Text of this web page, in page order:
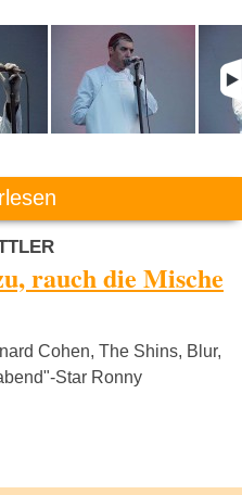
rauch die Mische
Cohen, The Shins, Blur,
Star Ronny